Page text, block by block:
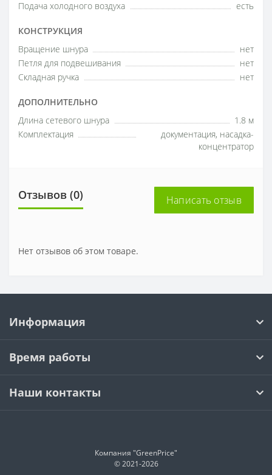
Подача холодного воздуха есть
КОНСТРУКЦИЯ
Вращение шнура
нет
Петля для подвешивания
нет
Складная ручка
нет
ДОПОЛНИТЕЛЬНО
Длина сетевого шнура
1.8 м
Комплектация
документация, насадка-
концентратор
Отзывов (0) Написать отзыв
Нет отзывов об этом товаре.
Информация
Время работы
Наши контакты
Компания "GreenPrice"
© 2021-2026